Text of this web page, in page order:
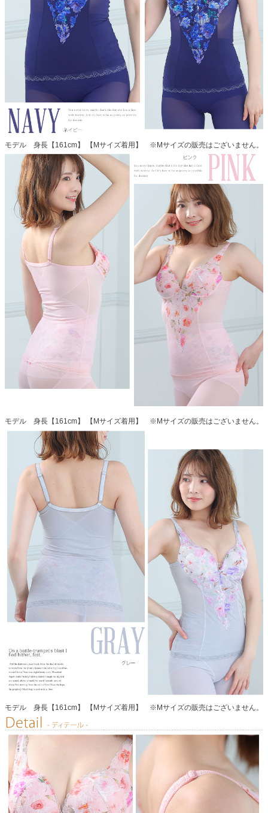
モデル 身長【161cm】 【Mサイズ着用】 ※Mサイズの販売はございません。
モデル 身長【161cm】 【Mサイズ着用】 ※Mサイズの販売はございません。
モデル 身長【161cm】 【Mサイズ着用】 ※Mサイズの販売はございません。